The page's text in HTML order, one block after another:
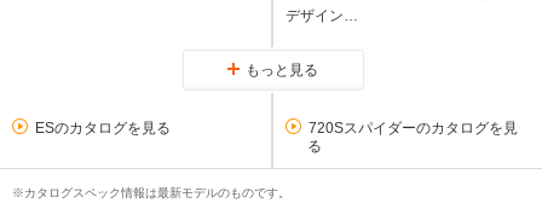
デザイン…
もっと見る
ESのカタログを見る
720Sスパイダーのカタログを見
る
※カタログスペック情報は最新モデルのものです。